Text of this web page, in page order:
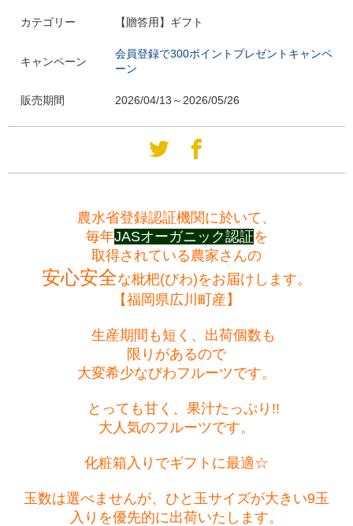
カテゴリー 【贈答用】ギフト
キャンペーン
会員登録で300ポイントプレゼントキャンペ
ーン
販売期間 2026/04/13～2026/05/26
農水省登録認証機関に於いて、
毎年JASオーガニック認証を
取得されている農家さんの
安心安全な枇杷(びわ)をお届けします。
【福岡県広川町産】
生産期間も短く、出荷個数も
限りがあるので
大変希少なびわフルーツです。
とっても甘く、果汁たっぷり!!
大人気のフルーツです。
化粧箱入りでギフトに最適☆
玉数は選べませんが、ひと玉サイズが大きい9玉
入りを優先的に出荷いたします。